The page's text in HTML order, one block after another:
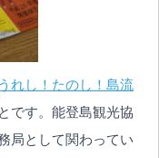
うれし！たのし！島流
です。能登島観光協
局として関わってい